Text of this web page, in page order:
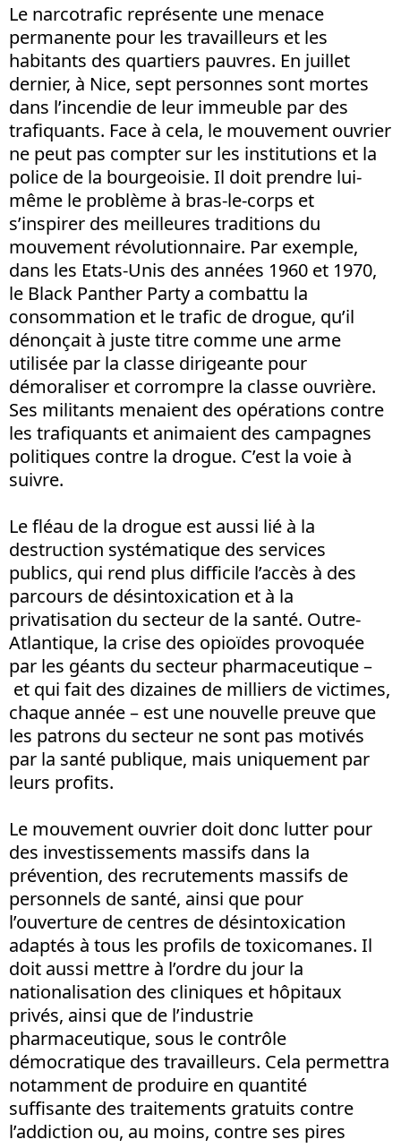
Le narcotrafic représente une menace
permanente pour les travailleurs et les
habitants des quartiers pauvres. En juillet
dernier, à Nice, sept personnes sont mortes
dans l’incendie de leur immeuble par des
trafiquants. Face à cela, le mouvement ouvrier
ne peut pas compter sur les institutions et la
police de la bourgeoisie. Il doit prendre lui-
même le problème à bras-le-corps et
s’inspirer des meilleures traditions du
mouvement révolutionnaire. Par exemple,
dans les Etats-Unis des années 1960 et 1970,
le Black Panther Party a combattu la
consommation et le trafic de drogue, qu’il
dénonçait à juste titre comme une arme
utilisée par la classe dirigeante pour
démoraliser et corrompre la classe ouvrière.
Ses militants menaient des opérations contre
les trafiquants et animaient des campagnes
politiques contre la drogue. C’est la voie à
suivre.
Le fléau de la drogue est aussi lié à la
destruction systématique des services
publics, qui rend plus difficile l’accès à des
parcours de désintoxication et à la
privatisation du secteur de la santé. Outre-
Atlantique, la crise des opioïdes provoquée
par les géants du secteur pharmaceutique –
et qui fait des dizaines de milliers de victimes,
chaque année – est une nouvelle preuve que
les patrons du secteur ne sont pas motivés
par la santé publique, mais uniquement par
leurs profits.
Le mouvement ouvrier doit donc lutter pour
des investissements massifs dans la
prévention, des recrutements massifs de
personnels de santé, ainsi que pour
l’ouverture de centres de désintoxication
adaptés à tous les profils de toxicomanes. Il
doit aussi mettre à l’ordre du jour la
nationalisation des cliniques et hôpitaux
privés, ainsi que de l’industrie
pharmaceutique, sous le contrôle
démocratique des travailleurs. Cela permettra
notamment de produire en quantité
suffisante des traitements gratuits contre
l’addiction ou, au moins, contre ses pires